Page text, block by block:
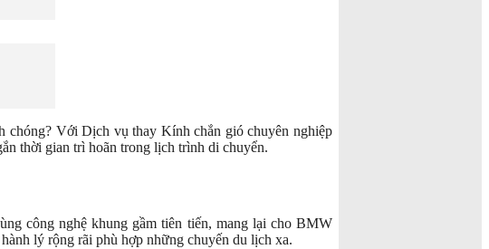
chóng? Với Dịch vụ thay Kính chắn gió chuyên nghiệp
thời gian trì hoãn trong lịch trình di chuyển.
công nghệ khung gầm tiên tiến, mang lại cho BMW
lý rộng rãi phù hợp những chuyến du lịch xa.